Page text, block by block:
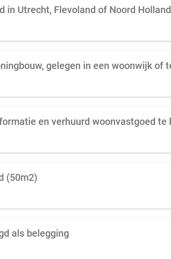
in Utrecht, Flevoland of Noord Holland
(50m2)
als belegging